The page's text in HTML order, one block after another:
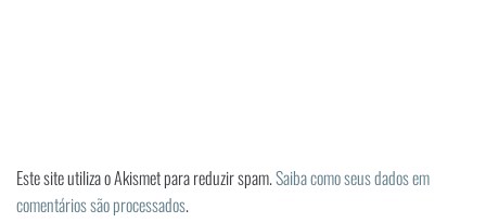
Este site utiliza o Akismet para reduzir spam.Saiba como seus dados em
comentários são processados.